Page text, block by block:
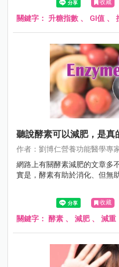
收藏
關鍵字： 升糖指數 、 GI值 、
聽說酵素可以減肥，是真
作者：劉博仁營養功能醫學專
網路上有關酵素減肥的文章多
實是，酵素有助於消化、但無
收藏
關鍵字： 酵素 、 減肥、 減重